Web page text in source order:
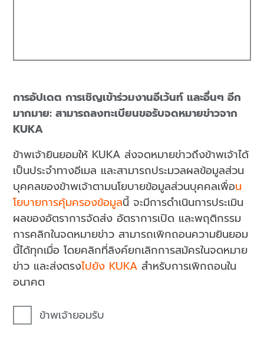
การอัปเดต การเชิญเข้าร่วมงานอีเว้นท์ และอื่นๆ อีก
มากมาย: สามารถลงทะเบียนขอรับจดหมายข่าวจาก
KUKA
ข้าพเจ้ายินยอมให้ KUKA ส่งจดหมายข่าวถึงข้าพเจ้าได้
เป็นประจำทางอีเมล และสามารถประมวลผลข้อมูลส่วน
บุคคลของข้าพเจ้าตามนโยบายข้อมูลส่วนบุคคลเพื่อน
โยบายการคุ้มครองข้อมูลนี้ จะมีการดำเนินการประเมิน
ผลของอัตราการจัดส่ง อัตราการเปิด และพฤติกรรม
การคลิกในจดหมายข่าว สามารถเพิกถอนความยินยอม
นี้ได้ทุกเมื่อ โดยคลิกที่ลิงค์ยกเลิกการสมัครในจดหมาย
ข่าว และส่งตรงไปยัง KUKA สำหรับการเพิกถอนใน
อนาคต
ข้าพเจ้ายอมรับ